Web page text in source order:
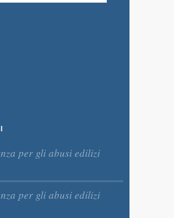
per gli abusi edilizi
per gli abusi edilizi